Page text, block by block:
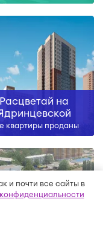
и почти все сайты в
Расцветай на
квартиры проданы